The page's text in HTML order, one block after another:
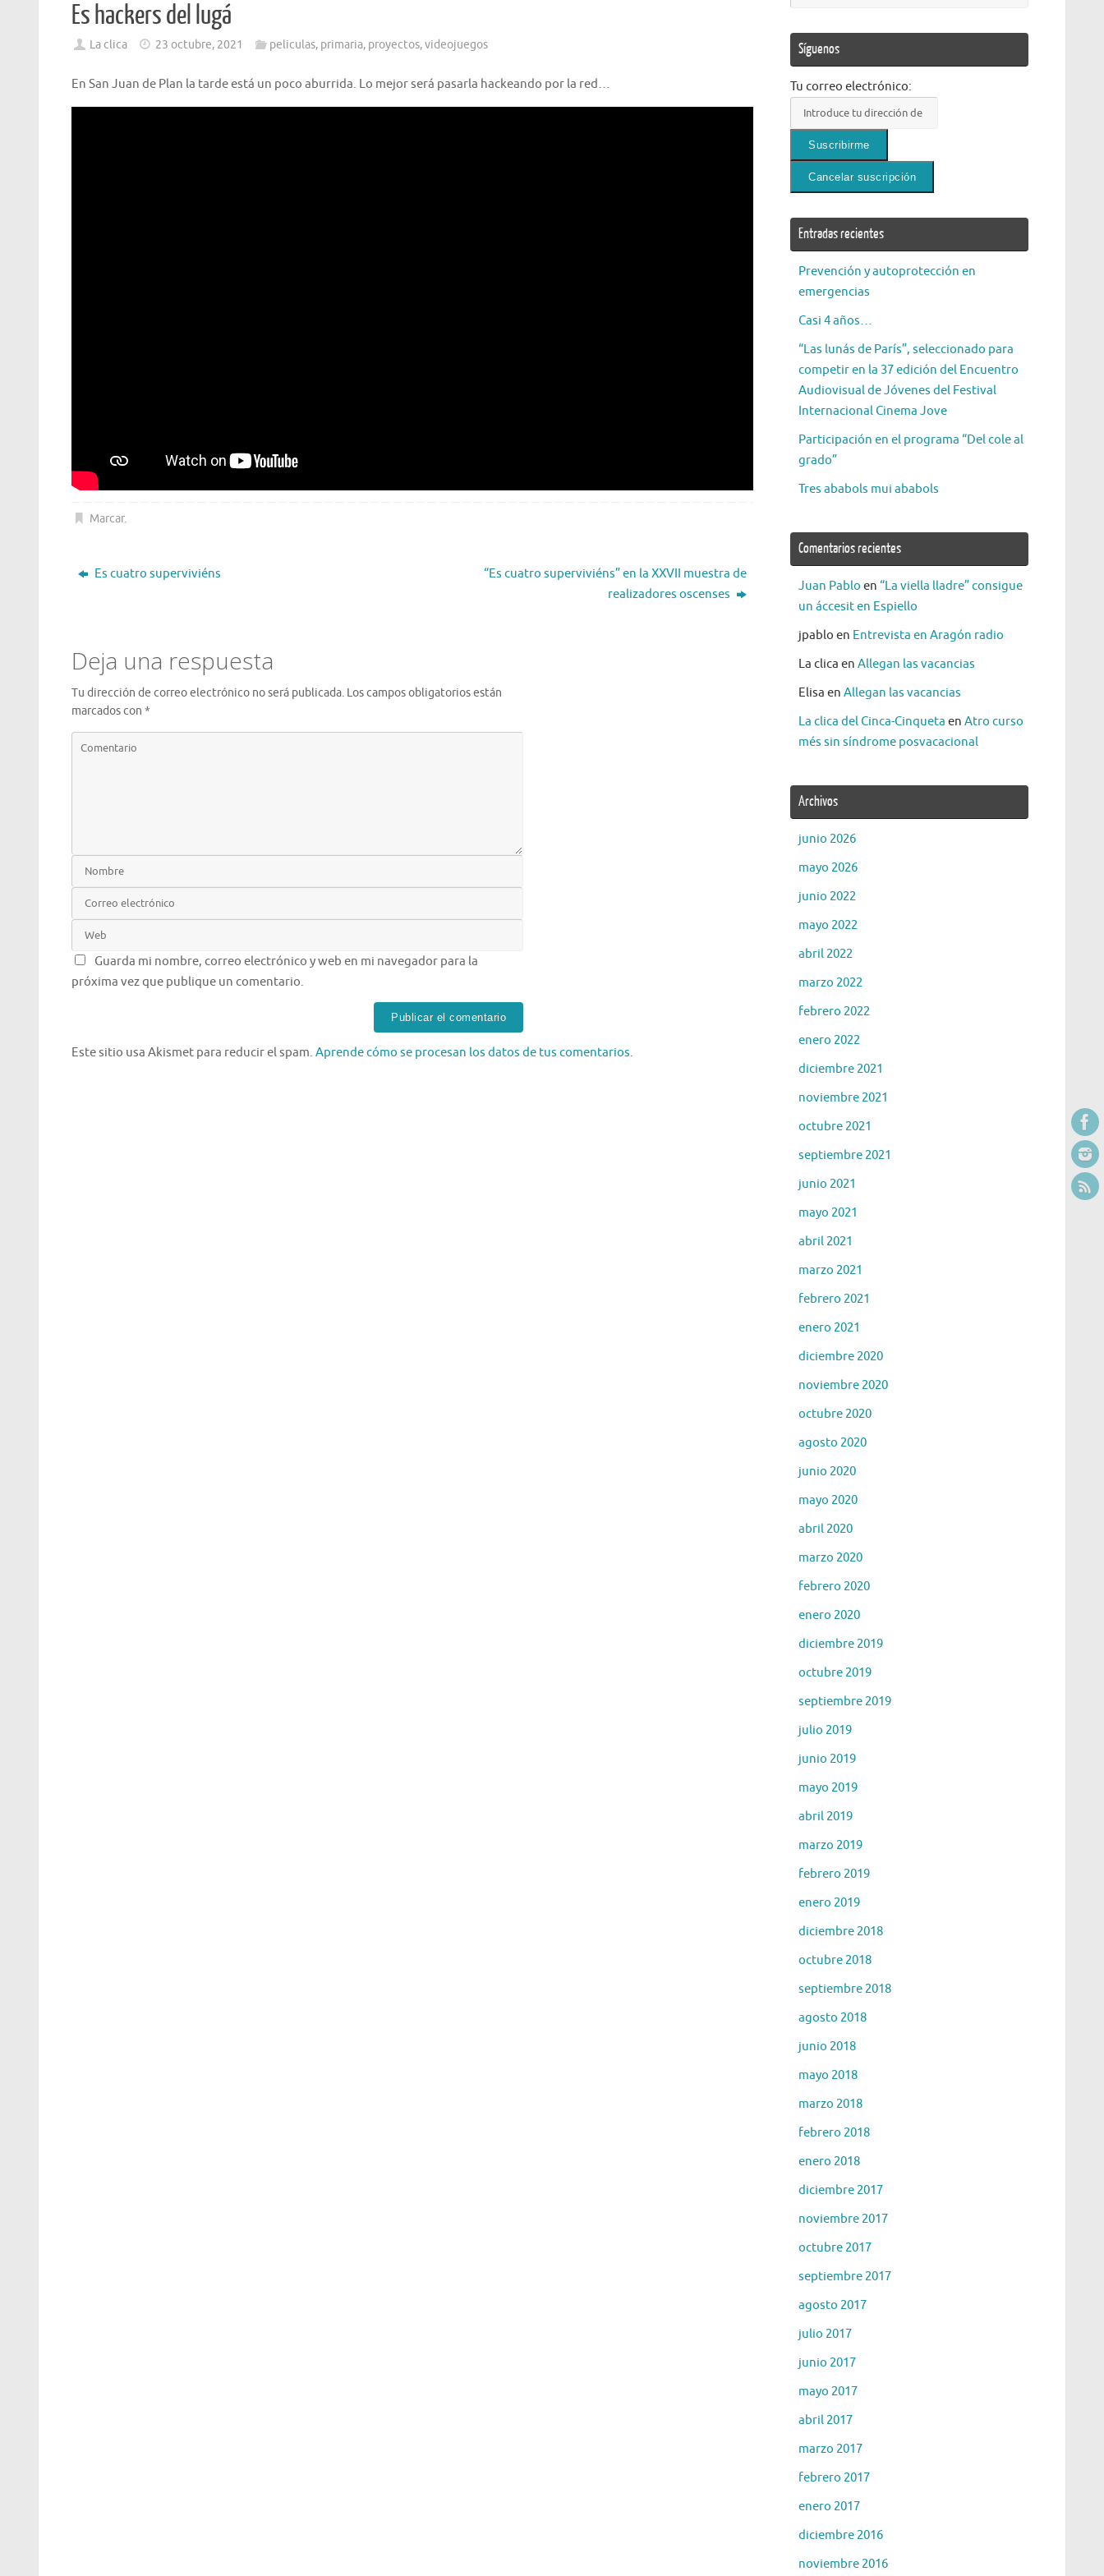
Es hackers del lugá
La clica 23 octubre, 2021 peliculas, primaria, proyectos,videojuegos
En San Juan de Plan la tarde está un poco aburrida. Lo mejor será pasarla hackeando por la red…
Marcar.
Es cuatro superviviéns
“Es cuatro superviviéns” en la XXVII muestra de
realizadores oscenses
Deja una respuesta
Tu dirección de correo electrónico no será publicada. Los campos obligatorios están
marcados con *
Guarda mi nombre, correo electrónico y web en mi navegador para la
próxima vez que publique un comentario.
Este sitio usa Akismet para reducir el spam. Aprende cómo se procesan los datos de tus comentarios.
Síguenos
Tu correo electrónico:
Entradas recientes
Prevención y autoprotección en
emergencias
Casi 4 años…
“Las lunás de París”, seleccionado para
competir en la 37 edición del Encuentro
Audiovisual de Jóvenes del Festival
Internacional Cinema Jove
Participación en el programa “Del cole al
grado”
Tres ababols mui ababols
Comentarios recientes
Juan Pablo en “La viella lladre” consigue
un áccesit en Espiello
jpablo en Entrevista en Aragón radio
La clica en Allegan las vacancias
Elisa en Allegan las vacancias
La clica del Cinca-Cinqueta en Atro curso
més sin síndrome posvacacional
Archivos
junio 2026
mayo 2026
junio 2022
mayo 2022
abril 2022
marzo 2022
febrero 2022
enero 2022
diciembre 2021
noviembre 2021
octubre 2021
septiembre 2021
junio 2021
mayo 2021
abril 2021
marzo 2021
febrero 2021
enero 2021
diciembre 2020
noviembre 2020
octubre 2020
agosto 2020
junio 2020
mayo 2020
abril 2020
marzo 2020
febrero 2020
enero 2020
diciembre 2019
octubre 2019
septiembre 2019
julio 2019
junio 2019
mayo 2019
abril 2019
marzo 2019
febrero 2019
enero 2019
diciembre 2018
octubre 2018
septiembre 2018
agosto 2018
junio 2018
mayo 2018
marzo 2018
febrero 2018
enero 2018
diciembre 2017
noviembre 2017
octubre 2017
septiembre 2017
agosto 2017
julio 2017
junio 2017
mayo 2017
abril 2017
marzo 2017
febrero 2017
enero 2017
diciembre 2016
noviembre 2016